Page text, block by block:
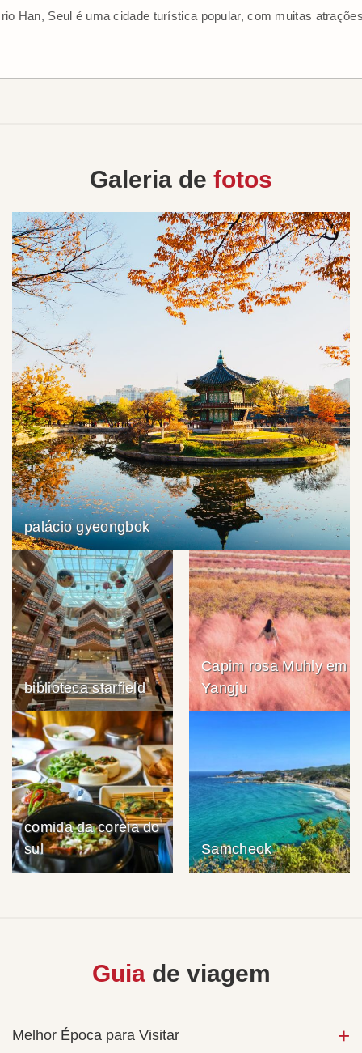
Han, Seul é uma cidade turística popular, com muitas
Galeria de fotos
palácio gyeongbok
biblioteca starfield
Capim rosa Muhly em
Yangju
comida da coreia do
sul
Samcheok
Guiade viagem
Melhor Época para Visitar